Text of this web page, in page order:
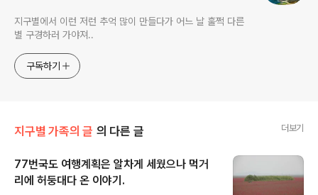
지구별에서 이런 저런 추억 많이 만들다가 어느 날 훌쩍 다른
별 구경하러 가야져..
구독하기
지구별 가족의 글 의 다른 글 더보기
77번국도 여행계획은 알차게 세웠으나 먹거
리에 허둥대다 온 이야기.